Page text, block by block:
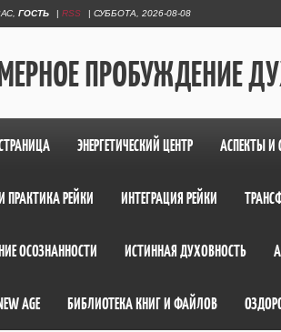
ГОСТЬ | RSS | СУББОТА, 2026-08-08
ПРОБУЖДЕНИЕ
ЭНЕРГЕТИЧЕСКИЙ ЦЕНТР АСПЕКТЫ И
ПРАКТИКА РЕЙКИ ИНТЕГРАЦИЯ РЕЙКИ
ОСОЗНАННОСТИ ИСТИННАЯ ДУХОВНОСТЬ
AGE БИБЛИОТЕКА КНИГ И ФАЙЛОВ